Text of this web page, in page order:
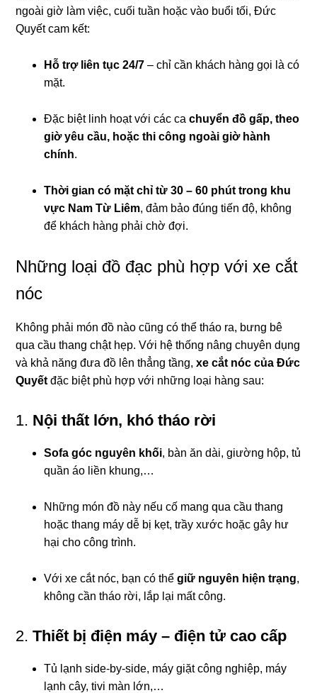
ngoài giờ làm việc, cuối tuần hoặc vào buổi tối, Đức
Quyết cam kết:
Hỗ trợ liên tục 24/7 – chỉ cần khách hàng gọi là có
mặt.
Đặc biệt linh hoạt với các cachuyển đồ gấp, theo
giờ yêu cầu, hoặc thi công ngoài giờ hành
chính.
Thời gian có mặt chỉ từ 30 – 60 phút trong khu
vực Nam Từ Liêm, đảm bảo đúng tiến độ, không
để khách hàng phải chờ đợi.
Những loại đồ đạc phù hợp với xe cắt
nóc
Không phải món đồ nào cũng có thể tháo ra, bưng bê
qua cầu thang chật hẹp. Với hệ thống nâng chuyên dụng
và khả năng đưa đồ lên thẳng tầng,xe cắt nóc của Đức
Quyết đặc biệt phù hợp với những loại hàng sau:
1. Nội thất lớn, khó tháo rời
Sofa góc nguyên khối, bàn ăn dài, giường hộp, tủ
quần áo liền khung,…
Những món đồ này nếu cố mang qua cầu thang
hoặc thang máy dễ bị kẹt, trầy xước hoặc gây hư
hại cho công trình.
Với xe cắt nóc, bạn có thểgiữ nguyên hiện trạng,
không cần tháo rời, lắp lại mất công.
2.Thiết bị điện máy – điện tử cao cấp
Tủ lạnh side-by-side, máy giặt công nghiệp, máy
lạnh cây, tivi màn lớn,…